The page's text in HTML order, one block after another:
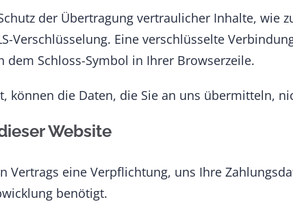
der Übertragung vertraulicher Inhalte, wie
Verschlüsselung. Eine verschlüsselte
dem Schloss-Symbol in Ihrer Browserzeile.
können die Daten, die Sie an uns übermitteln,
Website
eine Verpflichtung, uns Ihre
benötigt.